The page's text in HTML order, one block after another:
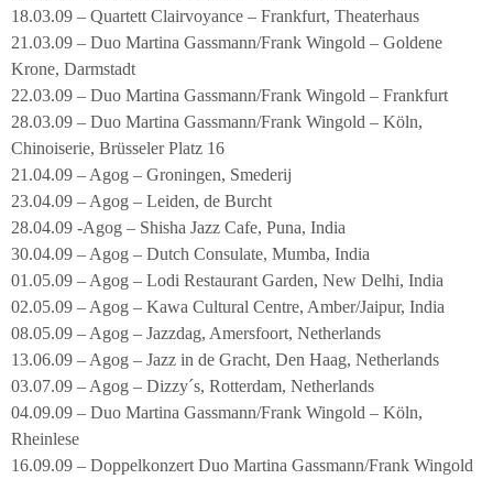
18.03.09 – Quartett Clairvoyance – Frankfurt, Theaterhaus
21.03.09 – Duo Martina Gassmann/Frank Wingold – Goldene
Krone, Darmstadt
22.03.09 – Duo Martina Gassmann/Frank Wingold – Frankfurt
28.03.09 – Duo Martina Gassmann/Frank Wingold – Köln,
Chinoiserie, Brüsseler Platz 16
21.04.09 – Agog – Groningen, Smederij
23.04.09 – Agog – Leiden, de Burcht
28.04.09 -Agog – Shisha Jazz Cafe, Puna, India
30.04.09 – Agog – Dutch Consulate, Mumba, India
01.05.09 – Agog – Lodi Restaurant Garden, New Delhi, India
02.05.09 – Agog – Kawa Cultural Centre, Amber/Jaipur, India
08.05.09 – Agog – Jazzdag, Amersfoort, Netherlands
13.06.09 – Agog – Jazz in de Gracht, Den Haag, Netherlands
03.07.09 – Agog – Dizzy´s, Rotterdam, Netherlands
04.09.09 – Duo Martina Gassmann/Frank Wingold – Köln,
Rheinlese
16.09.09 – Doppelkonzert Duo Martina Gassmann/Frank Wingold